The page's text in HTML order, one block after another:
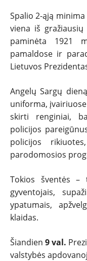
Spalio 2-ąją
viena iš
paminėta 1921
pamaldose ir
Lietuvos
Angelų Sargų
uniforma,
skirti renginiai,
policijos
policijos
parodomosios
Tokios šventės
gyventojais,
ypatumais,
klaidas.
Šiandien 9 val.
valstybės